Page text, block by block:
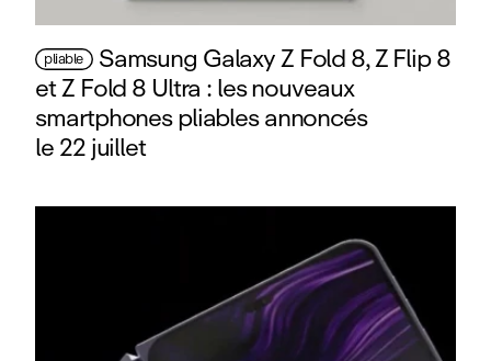
pliable Samsung Galaxy Z Fold 8, Z Flip 8
et Z Fold 8 Ultra : les nouveaux
smartphones pliables annoncés
le 22 juillet